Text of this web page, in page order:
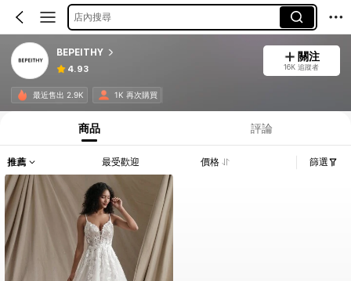
店內搜尋
BEPEITHY
4.93
關注
16K 追蹤者
最近售出 2.9K 1K 再次購買
商品 評論
推薦 最受歡迎 價格 篩選